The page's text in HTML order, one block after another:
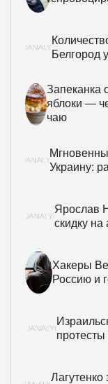
Белгород
Запеканка
яблоки —
чаю
Украину:
Ярослав
скидку
Хакеры
Россию и